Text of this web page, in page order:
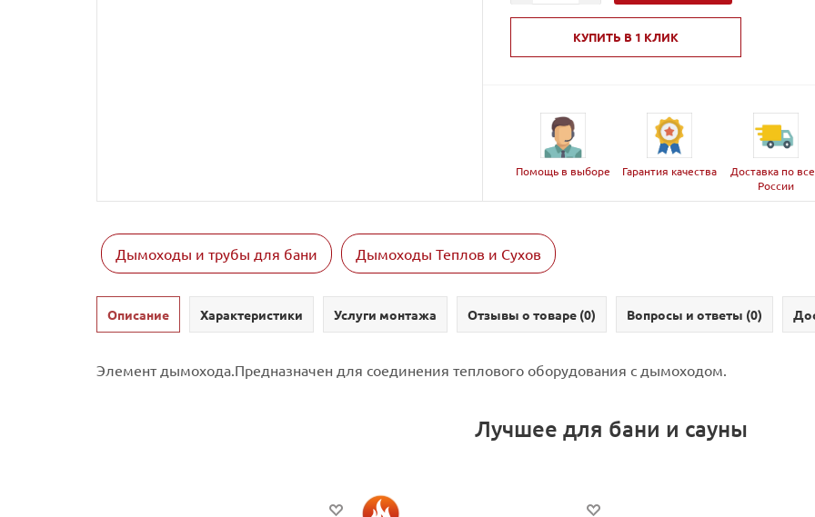
КУПИТЬ В 1 КЛИК
Помощь в выборе Гарантия качества
Доставка по
России
Дымоходы и трубы для бани Дымоходы Теплов и Сухов
Описание Характеристики Услуги монтажа Отзывы о товаре (0) Вопросы и ответы (0)
Элемент дымохода.Предназначен для соединения теплового оборудования с дымоходом.
Лучшее для бани и сауны